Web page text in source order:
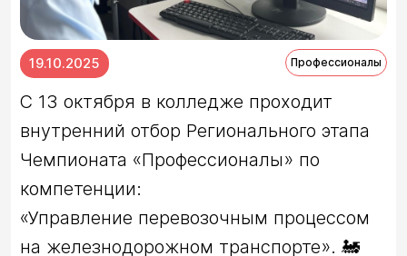
Профессионалы
19.10.2025
С 13 октября в колледже проходит
внутренний отбор Регионального этапа
Чемпионата «Профессионалы» по
компетенции:
«Управление перевозочным процессом